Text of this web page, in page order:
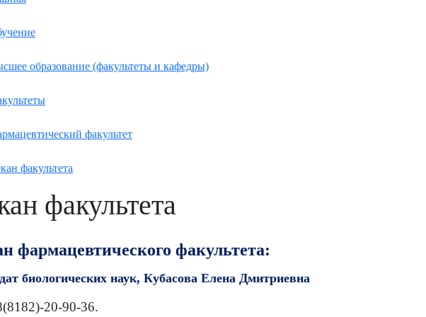
образование (факультеты и кафедры)
факультет
факультета
факультета
фармацевтического факультета:
биологических наук, Кубасова Елена Дмитриевна
20-90-36.